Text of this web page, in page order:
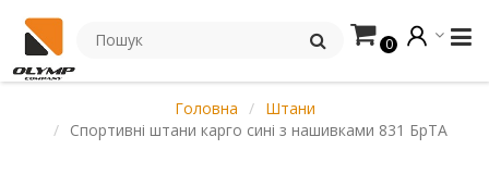
0
Головна
Штани
Спортивні штани карго сині з нашивками 831 БрТА